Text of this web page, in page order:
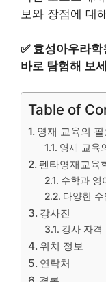
보와 장점에 대
✅ 효성아우라
바로 탐험해 보
Table of
영재 교육의 필
영재 교육
펜타영재교육
수학과 영
다양한
강사진
강사 자격
위치 정보
연락처